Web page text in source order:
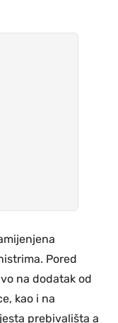
Pored
na dodatak od
kao i na
prebivališta a